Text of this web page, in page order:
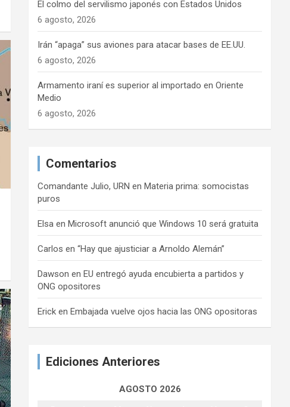
El colmo del servilismo japonés con Estados Unidos
6 agosto, 2026
Irán “apaga” sus aviones para atacar bases de EE.UU.
6 agosto, 2026
Armamento iraní es superior al importado en Oriente
Medio
6 agosto, 2026
Comentarios
Comandante Julio, URN en Materia prima: somocistas
puros
Elsa en Microsoft anunció que Windows 10 será gratuita
Carlosen“Hay que ajusticiar a Arnoldo Alemán”
Dawson en EU entregó ayuda encubierta a partidos y
ONG opositores
Erick en Embajada vuelve ojos hacia las ONG opositoras
Ediciones Anteriores
AGOSTO 2026